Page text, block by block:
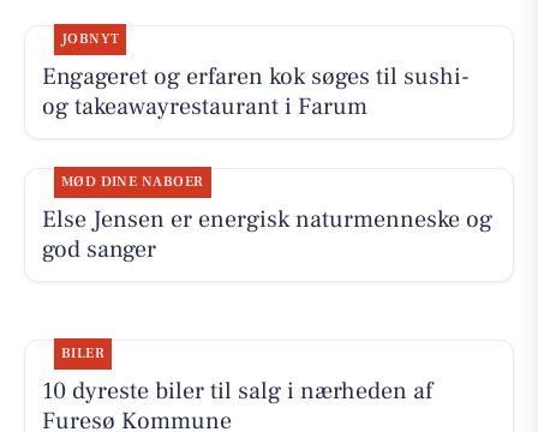
JOBNYT
Engageret og erfaren kok søges til sushi-
og takeawayrestaurant i Farum
MØD DINE NABOER
Else Jensen er energisk naturmenneske og
god sanger
BILER
10 dyreste biler til salg i nærheden af
Furesø Kommune